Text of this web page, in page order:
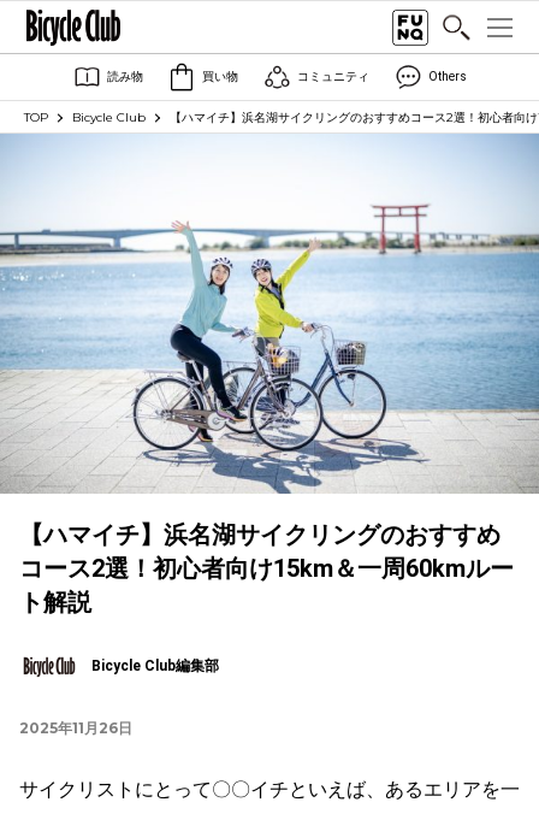
読み物 買い物 コミュニティ Others
TOP Bicycle Club 【ハマイチ】浜名湖サイクリングのおすすめコース2選！初心者
【ハマイチ】浜名湖サイクリングのおすすめ
コース2選！初心者向け15km＆一周60kmルー
ト解説
Bicycle Club編集部
2025年11月26日
サイクリストにとって〇〇イチといえば、あるエリアを一